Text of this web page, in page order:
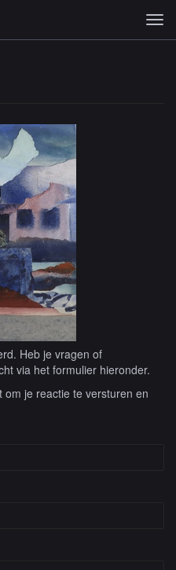
Heb je vragen of
via het formulier hieronder.
om je reactie te versturen en